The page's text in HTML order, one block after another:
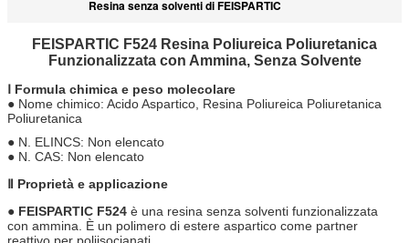
Resina senza solventi di FEISPARTIC
FEISPARTIC F524 Resina Poliureica Poliuretanica
Funzionalizzata con Ammina, Senza Solvente
Ⅰ Formula chimica e peso molecolare
● Nome chimico: Acido Aspartico, Resina Poliureica Poliuretanica
Poliuretanica
● N. ELINCS: Non elencato
● N. CAS: Non elencato
Ⅱ Proprietà e applicazione
● FEISPARTIC F524 è una resina senza solventi funzionalizzata
con ammina. È un polimero di estere aspartico come partner